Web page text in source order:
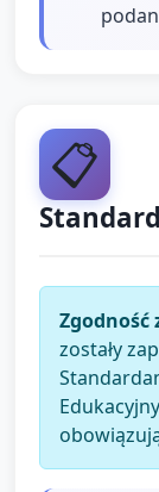
📋
Zgodność
zostały